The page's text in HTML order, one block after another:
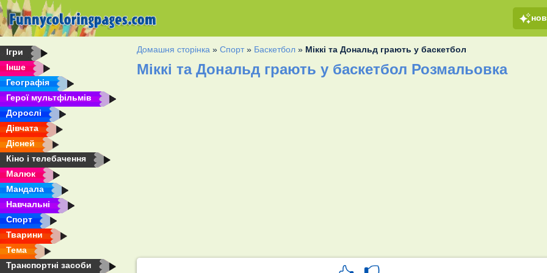
Ігри
Інше
Географія
Герої мультфільмів
Дорослі
Дівчата
Дісней
Кіно і телебачення
Малюк
Мандала
Навчальні
Спорт
Тварини
Тема
Транспортні засоби
Домашня сторінка »Спорт» Баскетбол » Міккі та Дональд грають у баскетбол
Міккі та Дональд грають у баскетбол Розмальовка